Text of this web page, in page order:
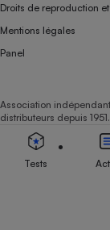
Droits de reproduction
Mentions légales
Panel
Association
distributeurs depuis 1951.
Tests